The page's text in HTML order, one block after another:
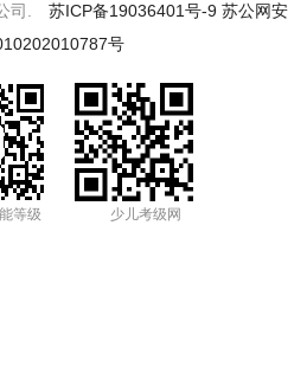
司. 苏ICP备19036401号-9 苏公网安
号
等级 少儿考级网